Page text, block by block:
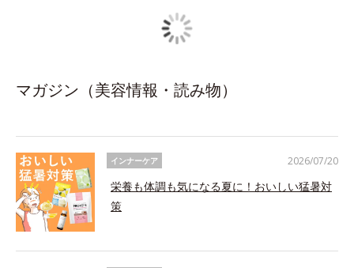
マガジン（美容情報・読み物）
インナーケア
栄養も体調も気になる夏に！おいしい猛暑対
策
2026/07/20